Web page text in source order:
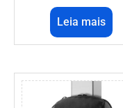
Leia mais